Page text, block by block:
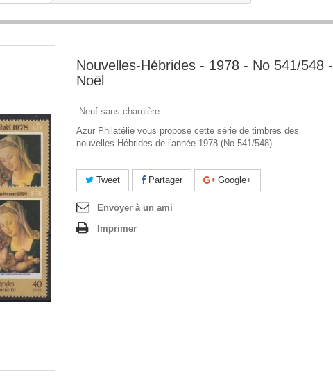
Nouvelles-Hébrides - 1978 - No 541/548 -
Noël
Neuf sans charnière
Azur Philatélie vous propose cette série de timbres des
nouvelles Hébrides de l'année 1978 (No 541/548).
Tweet Partager Google+
Envoyer à un ami
Imprimer